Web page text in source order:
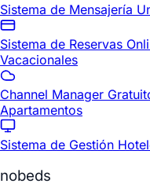
Sistema de Mensajería
Sistema de Reservas
Vacacionales
Channel Manager
Apartamentos
Sistema de Gestión
nobeds